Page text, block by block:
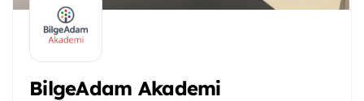
BilgeAdam Akademi